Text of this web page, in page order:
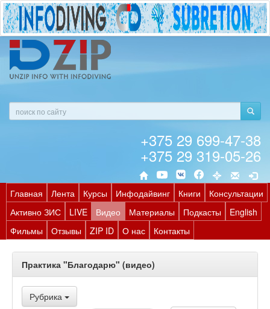
+375 29 699-47-38
+375 29 319-05-26
Главная Лента Курсы Инфодайвинг Книги
Консультации
Активно ЗИС
LIVE Видео Материалы Подкасты
English
Фильмы
Отзывы ZIP ID О нас Контакты
Практика "Благодарю" (видео)
Рубрика